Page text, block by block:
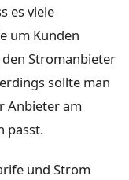
es viele
um Kunden
Stromanbieter
sollte man
Anbieter am
passt.
und Strom